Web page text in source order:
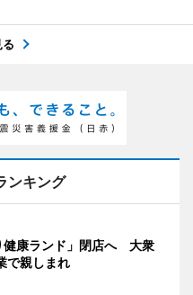
る
ンキング
健康ランド」閉店へ 大衆
で親しまれ